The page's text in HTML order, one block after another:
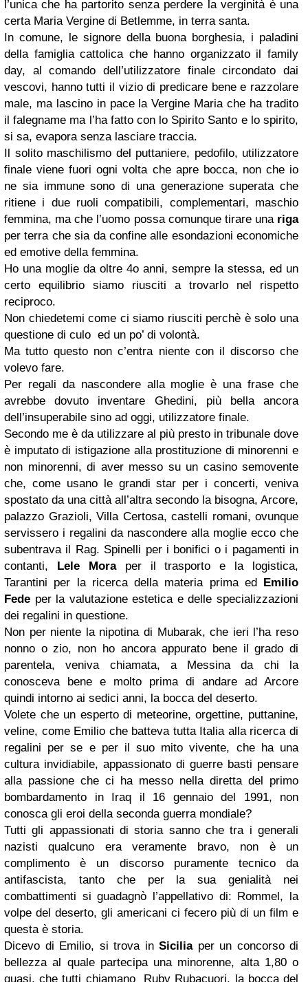
l’unica che ha partorito senza perdere la verginità è una
certa Maria Vergine di Betlemme, in terra santa.
In comune, le signore della buona borghesia, i paladini
della famiglia cattolica che hanno organizzato il family
day, al comando dell’utilizzatore finale circondato dai
vescovi, hanno tutti il vizio di predicare bene e razzolare
male, ma lascino in pace la Vergine Maria che ha tradito
il falegname ma l’ha fatto con lo Spirito Santo e lo spirito,
si sa, evapora senza lasciare traccia.
Il solito maschilismo del puttaniere, pedofilo, utilizzatore
finale viene fuori ogni volta che apre bocca, non che io
ne sia immune sono di una generazione superata che
ritiene i due ruoli compatibili, complementari, maschio
femmina, ma che l’uomo possa comunque tirare una riga
per terra che sia da confine alle esondazioni economiche
ed emotive della femmina.
Ho una moglie da oltre 4o anni, sempre la stessa, ed un
certo equilibrio siamo riusciti a trovarlo nel rispetto
reciproco.
Non chiedetemi come ci siamo riusciti perchè è solo una
questione di culo ed un po’ di volontà.
Ma tutto questo non c’entra niente con il discorso che
volevo fare.
Per regali da nascondere alla moglie è una frase che
avrebbe dovuto inventare Ghedini, più bella ancora
dell’insuperabile sino ad oggi, utilizzatore finale.
Secondo me è da utilizzare al più presto in tribunale dove
è imputato di istigazione alla prostituzione di minorenni e
non minorenni, di aver messo su un casino semovente
che, come usano le grandi star per i concerti, veniva
spostato da una città all’altra secondo la bisogna, Arcore,
palazzo Grazioli, Villa Certosa, castelli romani, ovunque
servissero i regalini da nascondere alla moglie ecco che
subentrava il Rag. Spinelli per i bonifici o i pagamenti in
contanti, Lele Moraper il trasporto e la logistica,
Tarantini per la ricerca della materia prima ed Emilio
Fede per la valutazione estetica e delle specializzazioni
dei regalini in questione.
Non per niente la nipotina di Mubarak, che ieri l’ha reso
nonno o zio, non ho ancora appurato bene il grado di
parentela, veniva chiamata, a Messina da chi la
conosceva bene e molto prima di andare ad Arcore
quindi intorno ai sedici anni, la bocca del deserto.
Volete che un esperto di meteorine, orgettine, puttanine,
veline, come Emilio che batteva tutta Italia alla ricerca di
regalini per se e per il suo mito vivente, che ha una
cultura invidiabile, appassionato di guerre basti pensare
alla passione che ci ha messo nella diretta del primo
bombardamento in Iraq il 16 gennaio del 1991, non
conosca gli eroi della seconda guerra mondiale?
Tutti gli appassionati di storia sanno che tra i generali
nazisti qualcuno era veramente bravo, non è un
complimento è un discorso puramente tecnico da
antifascista, tanto che per la sua genialità nei
combattimenti si guadagnò l’appellativo di: Rommel, la
volpe del deserto, gli americani ci fecero più di un film e
questa è storia.
Dicevo di Emilio, si trova in Siciliaper un concorso di
bellezza al quale partecipa una minorenne, alta 1,80 o
quasi, che tutti chiamano Ruby Rubacuori, la bocca del